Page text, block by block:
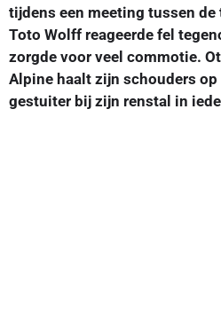
tijdens een meeting tussen de
Toto Wolff reageerde fel
zorgde voor veel commotie.
Alpine haalt zijn schouders
gestuiter bij zijn renstal in